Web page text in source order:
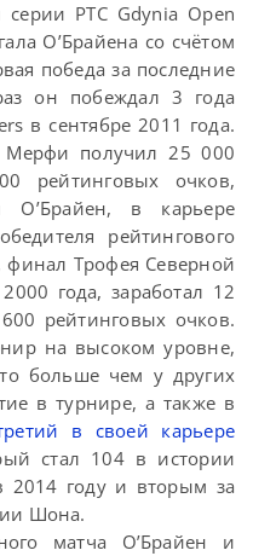
серии PTC Gdynia Open
О’Брайена со счётом
победа за последние
он побеждал 3 года
в сентябре 2011 года.
получил 25 000
рейтинговых очков,
О’Брайен, в карьере
рейтингового
Трофея Северной
года, заработал 12
рейтинговых очков.
на высоком уровне,
больше чем у других
в турнире, а также в
в своей карьере
стал 104 в истории
2014 году и вторым за
Шона.
матча О’Брайен и